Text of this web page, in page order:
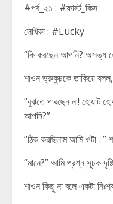
#পর্ব_২১ : #ফার্স্ট_কিস
লেখিকা : #Lucky
“কি করছেন আপনি? অসভ্য
শাওন ভ্রুকুচকে তাকিয়ে
“বুঝতে পারছেন না! হোয়াট
আপনি?”
“ঠিক করছিলাম আমি
“মানে?” আমি প্রশ্ন সূচক
শাওন কিছু না বলে একটা